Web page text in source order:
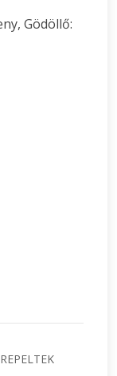
Gödöllő: